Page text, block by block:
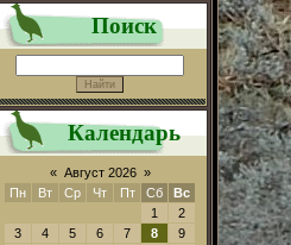
Поиск
Календарь
« Август 2026 »
Пн
Вт Ср Чт Пт Сб
Вс
1
2
3
4 5 6 7 8
9